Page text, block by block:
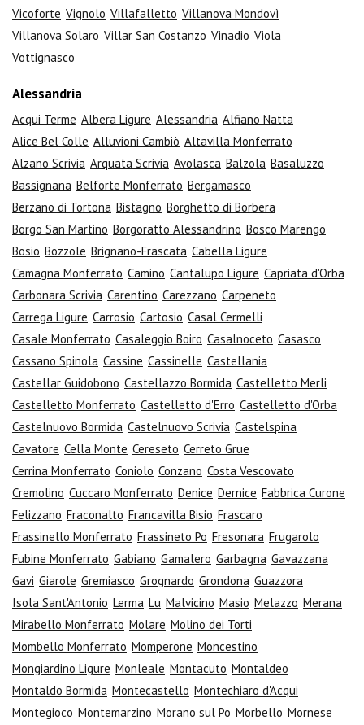
Vicoforte Vignolo Villafalletto Villanova Mondovì
Villanova Solaro Villar San Costanzo Vinadio Viola
Vottignasco
Alessandria
Acqui Terme Albera Ligure Alessandria Alfiano Natta
Alice Bel Colle Alluvioni Cambiò Altavilla Monferrato
Alzano Scrivia Arquata Scrivia Avolasca Balzola Basaluzzo
Bassignana Belforte Monferrato Bergamasco
Berzano di Tortona Bistagno Borghetto di Borbera
Borgo San Martino Borgoratto Alessandrino Bosco Marengo
Bosio Bozzole Brignano-Frascata Cabella Ligure
Camagna Monferrato Camino Cantalupo Ligure Capriata d'Orba
Carbonara Scrivia Carentino Carezzano Carpeneto
Carrega Ligure Carrosio Cartosio Casal Cermelli
Casale Monferrato Casaleggio Boiro Casalnoceto Casasco
Cassano Spinola Cassine Cassinelle Castellania
Castellar Guidobono Castellazzo Bormida Castelletto Merli
Castelletto Monferrato Castelletto d'Erro Castelletto d'Orba
Castelnuovo Bormida Castelnuovo Scrivia Castelspina
Cavatore Cella Monte Cereseto Cerreto Grue
Cerrina Monferrato Coniolo Conzano Costa Vescovato
Cremolino Cuccaro Monferrato Denice Dernice Fabbrica Curone
Felizzano Fraconalto Francavilla Bisio Frascaro
Frassinello Monferrato Frassineto Po Fresonara Frugarolo
Fubine Monferrato Gabiano Gamalero Garbagna Gavazzana
Gavi Giarole Gremiasco Grognardo Grondona Guazzora
Isola Sant'Antonio Lerma Lu Malvicino Masio Melazzo Merana
Mirabello Monferrato Molare Molino dei Torti
Mombello Monferrato Momperone Moncestino
Mongiardino Ligure Monleale Montacuto Montaldeo
Montaldo Bormida Montecastello Montechiaro d'Acqui
Montegioco Montemarzino Morano sul Po Morbello Mornese